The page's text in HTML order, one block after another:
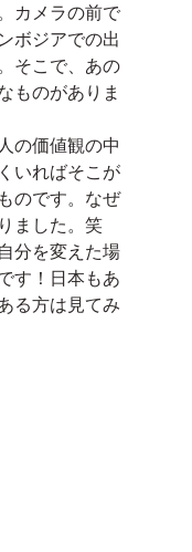
カメラの前で
ボジアでの出
そこで、あの
ものがありま
の価値観の中
いればそこが
のです。なぜ
ました。笑
分を変えた場
す！日本もあ
る方は見てみ